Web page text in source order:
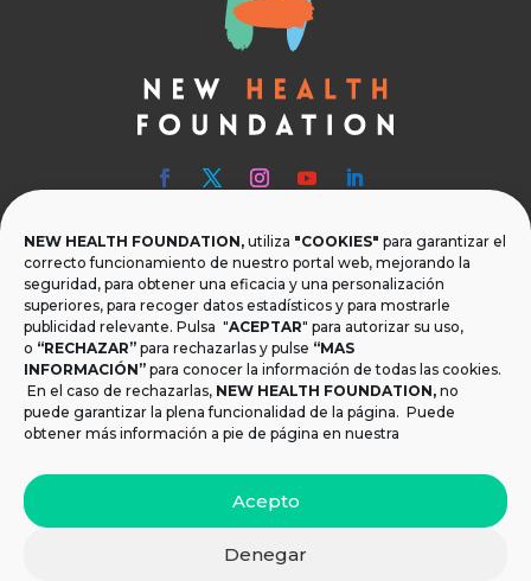
NEW HEALTH FOUNDATION, utiliza "COOKIES" para garantizar el
correcto funcionamiento de nuestro portal web, mejorando la
seguridad, para obtener una eficacia y una personalización
superiores, para recoger datos estadísticos y para mostrarle
publicidad relevante. Pulsa "ACEPTAR" para autorizar su uso,
o “RECHAZAR” para rechazarlas y pulse “MAS
INFORMACIÓN” para conocer la información de todas las cookies.
En el caso de rechazarlas, NEW HEALTH FOUNDATION, no
puede garantizar la plena funcionalidad de la página. Puede
obtener más información a pie de página en nuestra
Acepto
Denegar
 Teléfono
T.+34 954 219 597
 Dónde estamos
Calle Monsalves 35 Local 2. 41001, Sevilla.
España
 Email
info@newhealthfoundation.org